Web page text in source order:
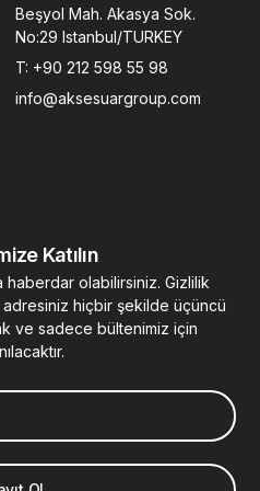
d
i
n
-
i
n
b
e
r
e
s
t
Beşyol Mah. Akasya Sok.
No:29 Istanbul/TURKEY
T: +90 212 598 55 98
info@aksesuargroup.com
Katılın
haberdar olabilirsiniz. Gizlilik
hiçbir şekilde üçüncü
ve sadece bültenimiz için